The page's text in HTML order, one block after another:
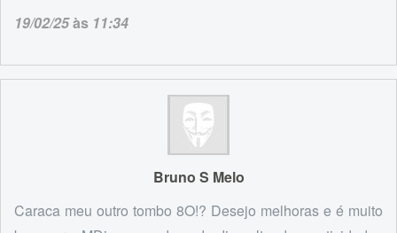
19/02/25às 11:34
Bruno S Melo
Caraca meu outro tombo 8O!? Desejo melhoras e é muito